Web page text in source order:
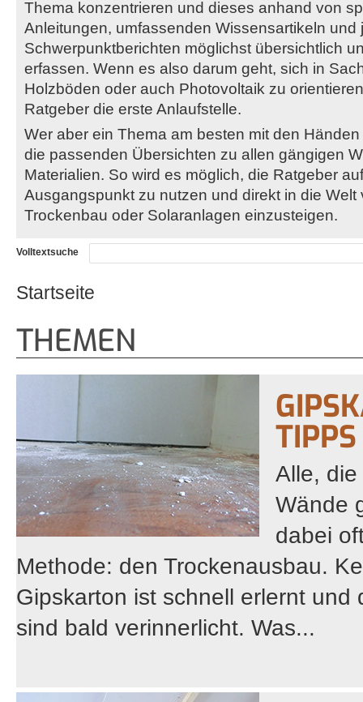
Thema konzentrieren und dieses anhand von
Anleitungen, umfassenden Wissensartikeln und
Schwerpunktberichten möglichst übersichtlich
erfassen. Wenn es also darum geht, sich in
Holzböden oder auch Photovoltaik zu
Ratgeber die erste Anlaufstelle.
Wer aber ein Thema am besten mit den
die passenden Übersichten zu allen gängigen
Materialien. So wird es möglich, die Ratgeber
Ausgangspunkt zu nutzen und direkt in die Welt
Trockenbau oder Solaranlagen einzusteigen.
Volltextsuche
Startseite
THEMEN
Alle,
Wände
dabei
Methode: den Trockenausbau.
Gipskarton ist schnell erlernt und
sind bald verinnerlicht. Was...